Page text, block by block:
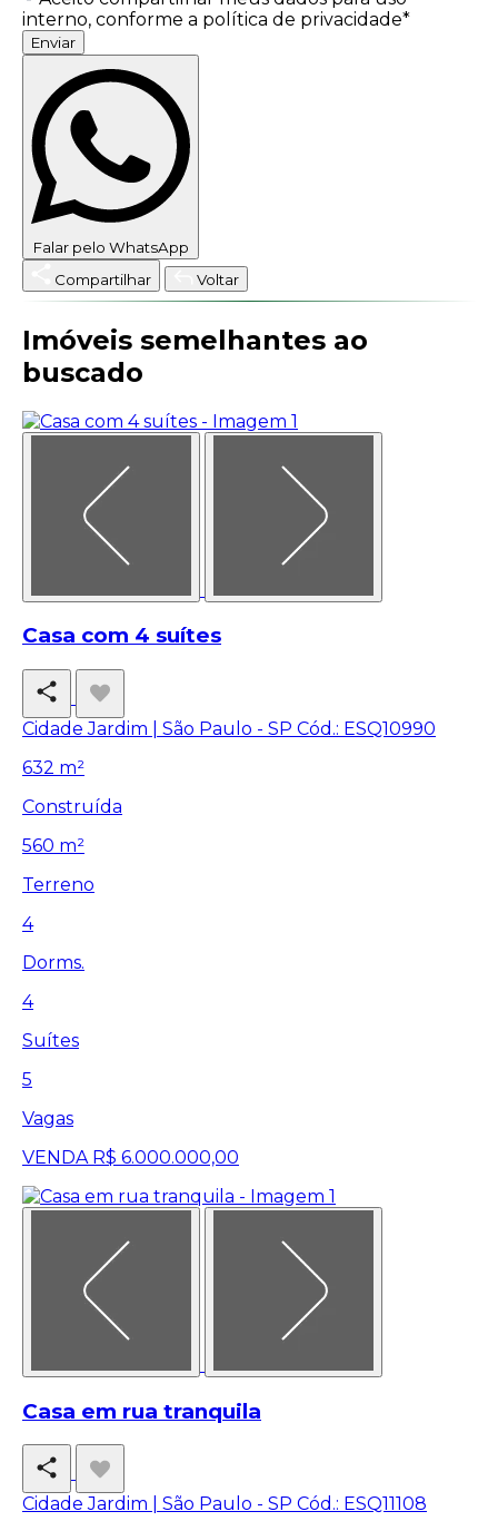
interno, conforme a política de privacidade*
Enviar
Falar pelo WhatsApp
Compartilhar
Voltar
Imóveis semelhantes ao
buscado
Casa com 4 suítes
Cidade Jardim | São Paulo - SP Cód.: ESQ10990
632 m²
Construída
560 m²
Terreno
4
Dorms.
4
Suítes
5
Vagas
VENDA R$ 6.000.000,00
Casa em rua tranquila
Cidade Jardim | São Paulo - SP Cód.: ESQ11108